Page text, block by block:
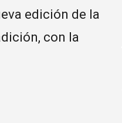
edición de la
con la